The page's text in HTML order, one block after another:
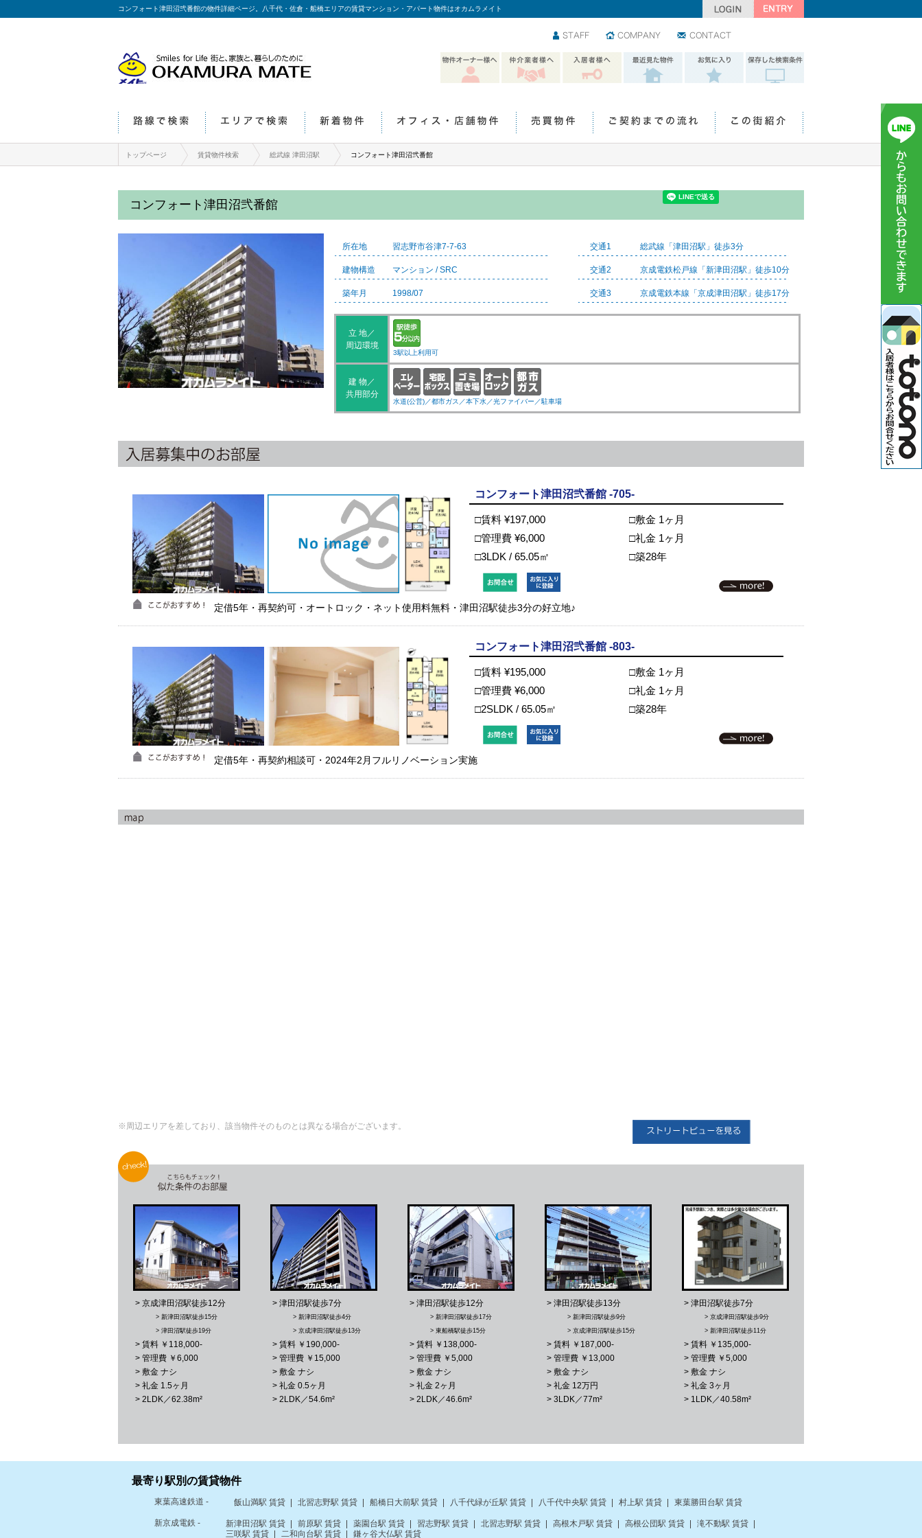
コンフォート津田沼弐番館の物件詳細ページ。八千代・佐倉・船橋エリアの賃貸マンション・アパート物件はオカムラメイト
路線で検索 エリアで検索 新着物件 オフィス・店舗物件 売買物件 ご契約までの流れ この街紹介
トップページ 賃貸物件検索 総武線 津田沼駅 コンフォート津田沼弐番館
コンフォート津田沼弐番館
所在地 習志野市谷津7-7-63 交通1 総武線「津田沼駅」徒歩3分
建物構造 マンション / SRC 交通2 京成電鉄松戸線「新津田沼駅」徒歩10分
築年月 1998/07 交通3 京成電鉄本線「京成津田沼駅」徒歩17分
立 地／
周辺環境
駅徒歩
5分以
内
3駅以上利用可
建 物／
共用部分
エレベ
ーター
宅配ボ
ックス
敷地内
ごみ置
オート
ロック
都市ガ
ス
水道(公営)／都市ガス／本下水／光ファイバー／駐車場
コンフォート津田沼弐番館 -705-
□賃料 ¥197,000
□敷金 1ヶ月
□管理費 ¥6,000
□礼金 1ヶ月
□3LDK / 65.05㎡
□築28年
定借5年・再契約可・オートロック・ネット使用料無料・津田沼駅徒歩3分の好立地♪
コンフォート津田沼弐番館 -803-
□賃料 ¥195,000
□敷金 1ヶ月
□管理費 ¥6,000
□礼金 1ヶ月
□2SLDK / 65.05㎡
□築28年
定借5年・再契約相談可・2024年2月フルリノベーション実施
※周辺エリアを差しており、該当物件そのものとは異なる場合がございます。
> 京成津田沼駅徒歩12分
> 新津田沼駅徒歩15分
> 津田沼駅徒歩19分
> 賃料 ￥118,000-
> 管理費 ￥6,000
> 敷金 ナシ
> 礼金 1.5ヶ月
> 2LDK／62.38m²
> 津田沼駅徒歩7分
> 新津田沼駅徒歩4分
> 京成津田沼駅徒歩13分
> 賃料 ￥190,000-
> 管理費 ￥15,000
> 敷金 ナシ
> 礼金 0.5ヶ月
> 2LDK／54.6m²
> 津田沼駅徒歩12分
> 新津田沼駅徒歩17分
> 東船橋駅徒歩15分
> 賃料 ￥138,000-
> 管理費 ￥5,000
> 敷金 ナシ
> 礼金 2ヶ月
> 2LDK／46.6m²
> 津田沼駅徒歩13分
> 新津田沼駅徒歩9分
> 京成津田沼駅徒歩15分
> 賃料 ￥187,000-
> 管理費 ￥13,000
> 敷金 ナシ
> 礼金 12万円
> 3LDK／77m²
> 津田沼駅徒歩7分
> 京成津田沼駅徒歩9分
> 新津田沼駅徒歩11分
> 賃料 ￥135,000-
> 管理費 ￥5,000
> 敷金 ナシ
> 礼金 3ヶ月
> 1LDK／40.58m²
最寄り駅別の賃貸物件
東葉高速鉄道 - 飯山満駅 賃貸 北習志野駅 賃貸 船橋日大前駅 賃貸 八千代緑が丘駅 賃貸 八千代中央駅 賃貸 村上駅 賃貸 東葉勝田台駅 賃貸
新京成電鉄 - 新津田沼駅 賃貸 前原駅 賃貸 薬園台駅 賃貸 習志野駅 賃貸 北習志野駅 賃貸 高根木戸駅 賃貸 高根公団駅 賃貸
滝不動駅 賃貸
三咲駅 賃貸
二和向台駅 賃貸 鎌ヶ谷大仏駅 賃貸